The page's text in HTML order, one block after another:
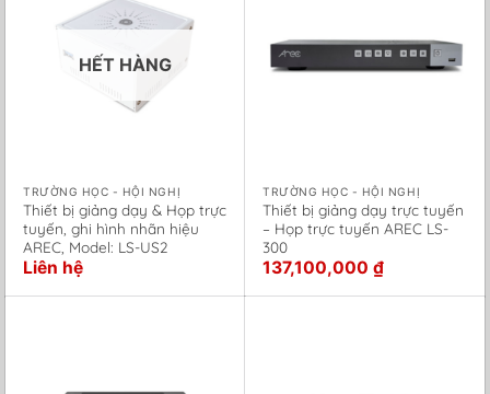
HẾT HÀNG
TRƯỜNG HỌC - HỘI NGHỊ
Thiết bị giảng dạy & Họp trực
tuyến, ghi hình nhãn hiệu
AREC, Model: LS-US2
Liên hệ
TRƯỜNG HỌC - HỘI NGHỊ
Thiết bị giảng dạy trực tuyến
– Họp trực tuyến AREC LS-
300
137,100,000₫